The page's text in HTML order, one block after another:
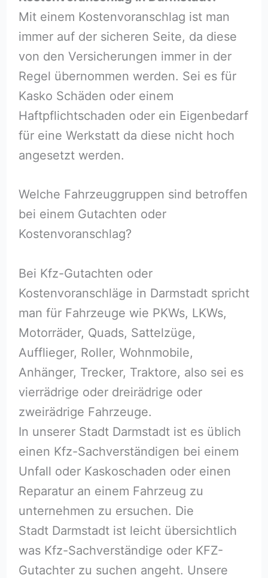
Mit einem Kostenvoranschlag ist man
immer auf der sicheren Seite, da diese
von den Versicherungen immer in der
Regel übernommen werden. Sei es für
Kasko Schäden oder einem
Haftpflichtschaden oder ein Eigenbedarf
für eine Werkstatt da diese nicht hoch
angesetzt werden.
Welche Fahrzeuggruppen sind betroffen
bei einem Gutachten oder
Kostenvoranschlag?
Bei Kfz-Gutachten oder
Kostenvoranschläge in Darmstadt spricht
man für Fahrzeuge wie PKWs, LKWs,
Motorräder, Quads, Sattelzüge,
Aufflieger, Roller, Wohnmobile,
Anhänger, Trecker, Traktore, also sei es
vierrädrige oder dreirädrige oder
zweirädrige Fahrzeuge.
In unserer Stadt Darmstadt ist es üblich
einen Kfz-Sachverständigen bei einem
Unfall oder Kaskoschaden oder einen
Reparatur an einem Fahrzeug zu
unternehmen zu ersuchen. Die
Stadt Darmstadt ist leicht übersichtlich
was Kfz-Sachverständige oder KFZ-
Gutachter zu suchen angeht. Unsere